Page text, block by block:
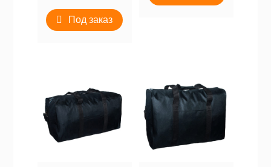
Под заказ